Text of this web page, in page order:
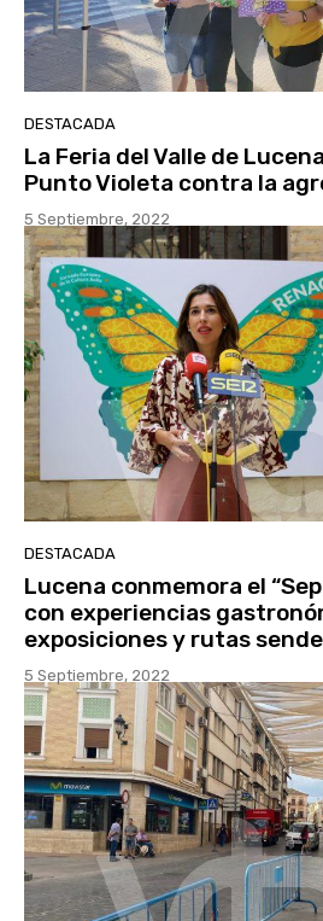
DESTACADA
La Feria del Valle de
Punto Violeta contra la
5 Septiembre, 2022
DESTACADA
Lucena conmemora el
con experiencias
exposiciones y rutas
5 Septiembre, 2022